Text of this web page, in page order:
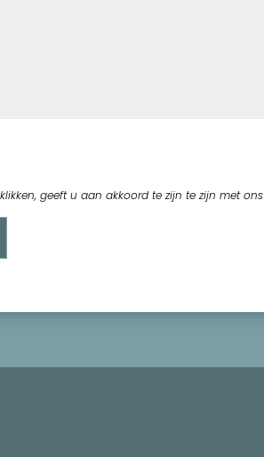
geeft u aan akkoord te zijn te zijn met ons